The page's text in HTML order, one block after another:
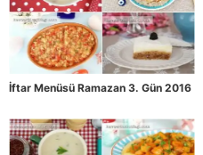
İftar Menüsü Ramazan 3. Gün 2016